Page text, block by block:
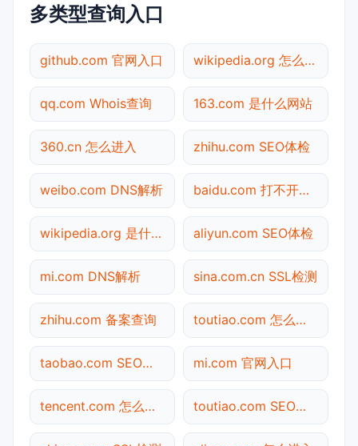
多类型查询入口
github.com 官网入口 wikipedia.org 怎么进入
qq.com Whois查询 163.com 是什么网站
360.cn 怎么进入 zhihu.com SEO体检
weibo.com DNS解析 baidu.com 打不开检测
wikipedia.org 是什么网站 aliyun.com SEO体检
mi.com DNS解析 sina.com.cn SSL检测
zhihu.com 备案查询 toutiao.com 怎么进入
taobao.com SEO体检 mi.com 官网入口
tencent.com 怎么进入 toutiao.com SEO体检